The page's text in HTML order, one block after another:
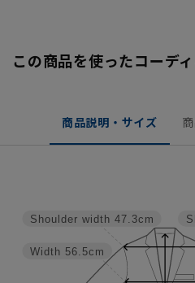
この商品を使ったコーデ
商品説明・サイズ
Width 56.5cm
Shoulder width 47.3cm